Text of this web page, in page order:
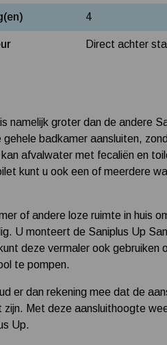
4
Direct achter
namelijk groter dan de andere
badkamer aansluiten,
afvalwater met fecaliën en
kunt u ook een of meerdere
of andere loze ruimte in huis
U monteert de Saniplus Up
deze vermaler ook gebruiken
te pompen.
er dan rekening mee dat de
Met deze aansluithoogte
Up.